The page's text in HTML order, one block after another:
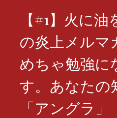
【#1】火に
の炎上メルマ
めちゃ勉強に
す。あなたの
「アングラ